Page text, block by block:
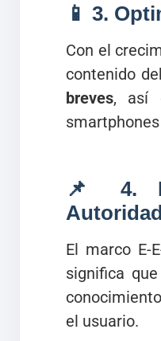
📱 3.
Con el
contenido
breves, así
📌 4.
El marco E-
significa
el usuario.